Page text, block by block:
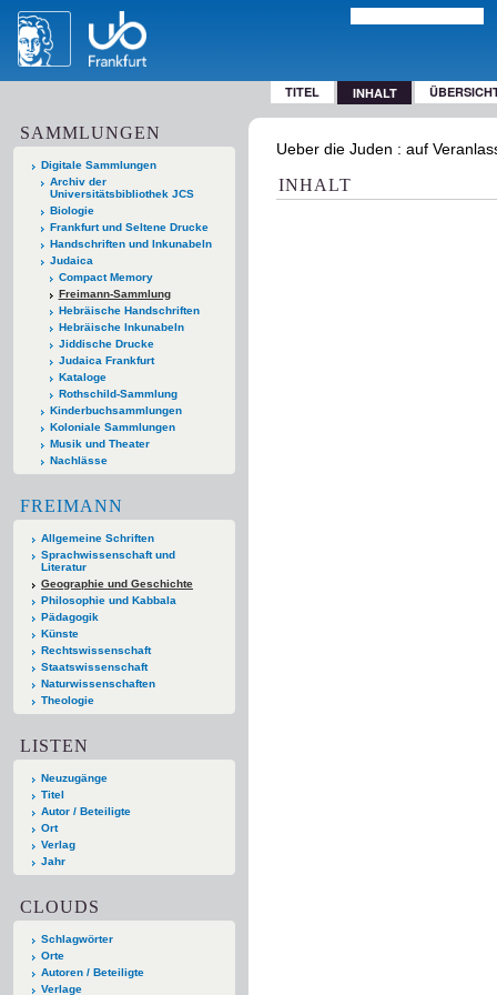
TITEL INHALT
SAMMLUNGEN
Digitale Sammlungen
Archiv der
Universitätsbibliothek JCS
Biologie
Frankfurt und Seltene Drucke
Handschriften und Inkunabeln
Judaica
Compact Memory
Freimann-Sammlung
Hebräische Handschriften
Hebräische Inkunabeln
Jiddische Drucke
Judaica Frankfurt
Kataloge
Rothschild-Sammlung
Kinderbuchsammlungen
Koloniale Sammlungen
Musik und Theater
Nachlässe
FREIMANN
Allgemeine Schriften
Sprachwissenschaft und
Literatur
Geographie und Geschichte
Philosophie und Kabbala
Pädagogik
Künste
Rechtswissenschaft
Staatswissenschaft
Naturwissenschaften
Theologie
LISTEN
Neuzugänge
Titel
Autor / Beteiligte
Ort
Verlag
Jahr
CLOUDS
Schlagwörter
Orte
Autoren / Beteiligte
Verlage
Ueber die Juden : auf
INHALT